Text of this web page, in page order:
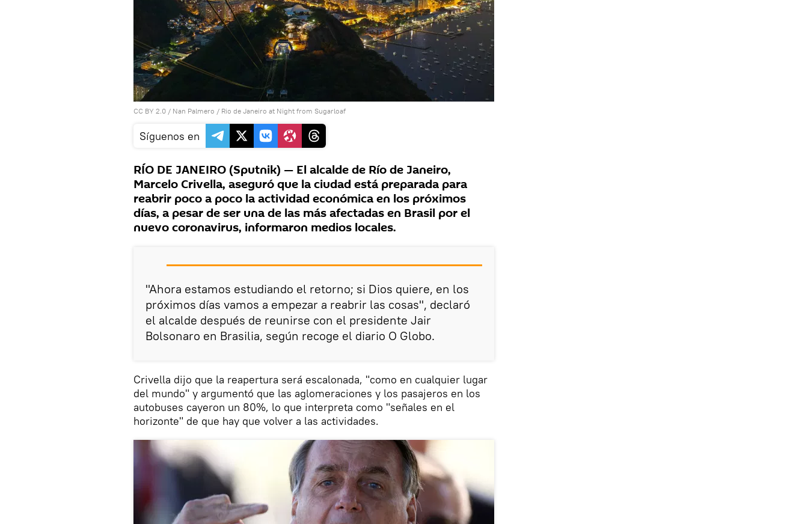
CC BY 2.0 / Nan Palmero / Rio de Janeiro at Night from Sugarloaf
Síguenos en
RÍO DE JANEIRO (Sputnik) — El alcalde de Río de Janeiro,
Marcelo Crivella, aseguró que la ciudad está preparada para
reabrir poco a poco la actividad económica en los próximos
días, a pesar de ser una de las más afectadas en Brasil por el
nuevo coronavirus, informaron medios locales.
"Ahora estamos estudiando el retorno; si Dios quiere, en los
próximos días vamos a empezar a reabrir las cosas", declaró
el alcalde después de reunirse con el presidente Jair
Bolsonaro en Brasilia, según recoge el diario O Globo.
Crivella dijo que la reapertura será escalonada, "como en cualquier lugar
del mundo" y argumentó que las aglomeraciones y los pasajeros en los
autobuses cayeron un 80%, lo que interpreta como "señales en el
horizonte" de que hay que volver a las actividades.